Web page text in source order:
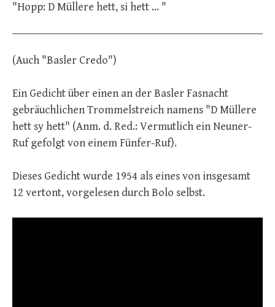
"Hopp: D Müllere hett, si hett ... "
(Auch "Basler Credo")
Ein Gedicht über einen an der Basler Fasnacht
gebräuchlichen Trommelstreich namens "D Müllere
hett sy hett" (Anm. d. Red.: Vermutlich ein Neuner-
Ruf gefolgt von einem Fünfer-Ruf).
Dieses Gedicht wurde 1954 als eines von insgesamt
12 vertont, vorgelesen durch Bolo selbst.